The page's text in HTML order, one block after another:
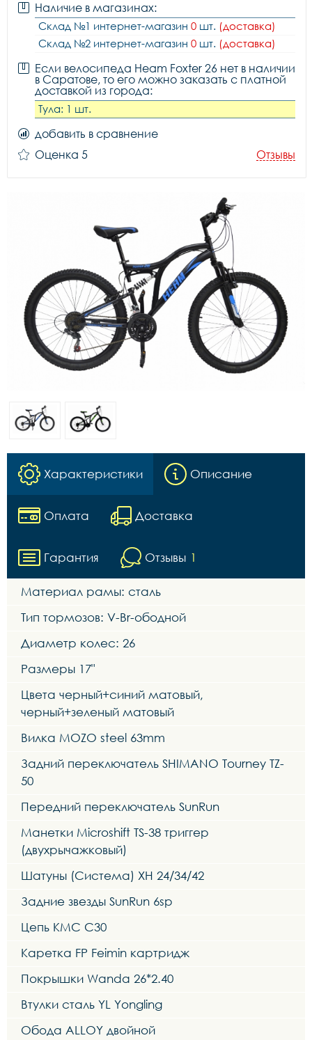
Наличие в магазинах:
Склад №1 интернет-магазин 0 шт. (доставка)
Склад №2 интернет-магазин 0 шт. (доставка)
Если велосипеда Heam Foxter 26 нет в наличии
в Саратове, то его можно заказать с платной
доставкой из города:
Тула: 1 шт.
добавить в сравнение
Оценка 5
Отзывы
Характеристики Описание
Оплата Доставка
Гарантия Отзывы 1
Материал рамы: сталь
Тип тормозов: V-Br-ободной
Диаметр колес: 26
Размеры 17"
Цвета черный+синий матовый,
черный+зеленый матовый
Вилка MOZO steel 63mm
Задний переключатель SHIMANO Tourney TZ-
50
Передний переключатель SunRun
Манетки Microshift TS-38 триггер
(двухрычажковый)
Шатуны (Система) XH 24/34/42
Задние звезды SunRun 6sp
Цепь KMC C30
Каретка FP Feimin картридж
Покрышки Wanda 26*2.40
Втулки сталь YL Yongling
Обода ALLOY двойной